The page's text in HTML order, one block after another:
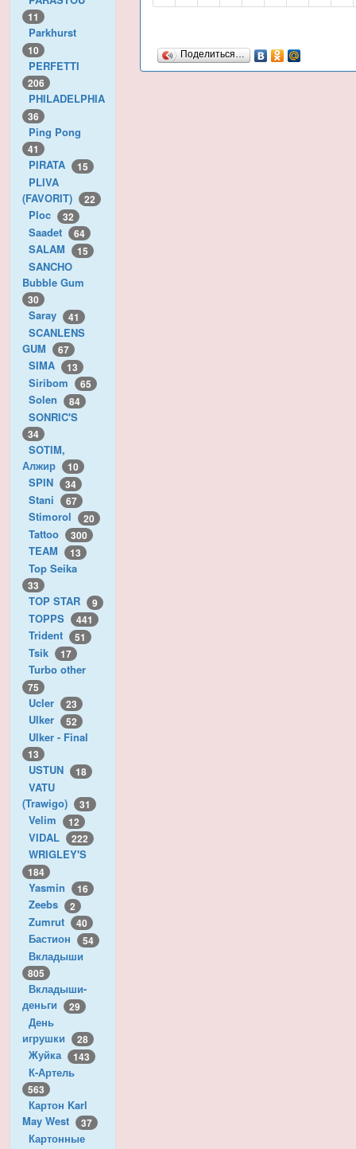
11
Parkhurst
10
PERFETTI
206
PHILADELPHIA
36
Ping Pong
41
PIRATA 15
PLIVA
(FAVORIT)
22
Ploc 32
Saadet 64
SALAM 15
SANCHO
Bubble Gum
30
Saray 41
SCANLENS
GUM
67
SIMA 13
Siribom 65
Solen 84
SONRIC'S
34
SOTIM,
Алжир
10
SPIN 34
Stani 67
Stimorol 20
Tattoo 300
TEAM 13
Top Seika
33
TOP STAR 9
TOPPS 441
Trident 51
Tsik 17
Turbo other
75
Ucler 23
Ulker 52
Ulker - Final
13
USTUN 18
VATU
(Trawigo)
31
Velim 12
VIDAL 222
WRIGLEY'S
184
Yasmin 16
Zeebs 2
Zumrut 40
Бастион 54
Вкладыши
805
Вкладыши-
деньги
29
День
игрушки
28
Жуйка 143
К-Артель
563
Картон Karl
May West
37
Картонные
Поделиться…